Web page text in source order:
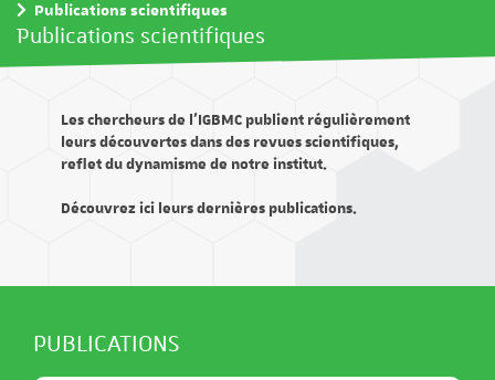
Publications scientifiques
Publications scientifiques
Les chercheurs de l’IGBMC publient régulièrement
leurs découvertes dans des revues scientifiques,
reflet du dynamisme de notre institut.
Découvrez ici leurs dernières publications.
PUBLICATIONS